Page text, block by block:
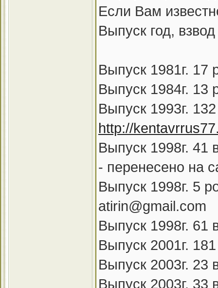
Если Вам
Выпуск год,
Выпуск 1981г. 17
Выпуск 1984г. 13
Выпуск 1993г.
http://
Выпуск 1998г. 41
- перенесено на
Выпуск 1998г. 5
atirin@gmail.com
Выпуск 1998г. 61
Выпуск 2001г.
Выпуск 2003г. 23
Выпуск 2003г. 33